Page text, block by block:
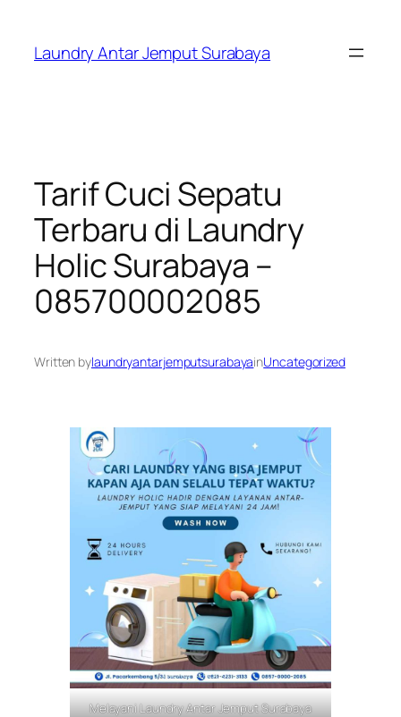
content
Laundry Antar Jemput Surabaya
Tarif Cuci Sepatu
Terbaru di Laundry
Holic Surabaya –
085700002085
Written bylaundryantarjemputsurabayainUncategorized
Melayani Laundry Antar Jemput Surabaya